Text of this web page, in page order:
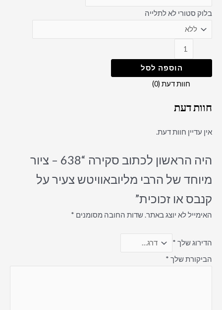
בלוק סטורי לא לתלייה
הוספה לסל
חוות דעת (0)
חוות דעת
אין עדיין חוות דעת.
היה הראשון לכתוב סקירה “638 – ציור
מיוחד של הרבי מליובאוויטש צעיר על
קנבס או זכוכית”
האימייל לא יוצג באתר.שדות החובה מסומנים *
הדירוג שלך *
הביקורת שלך *